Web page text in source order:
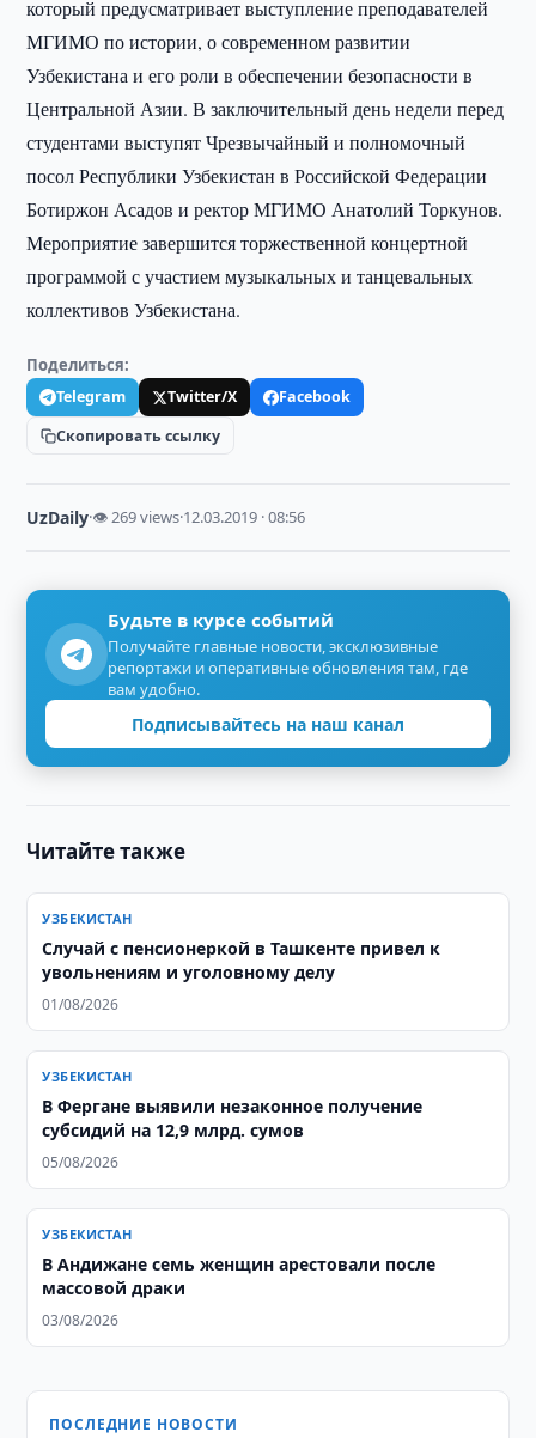
который предусматривает выступление преподавателей
МГИМО по истории, о современном развитии
Узбекистана и его роли в обеспечении безопасности в
Центральной Азии. В заключительный день недели перед
студентами выступят Чрезвычайный и полномочный
посол Республики Узбекистан в Российской Федерации
Ботиржон Асадов и ректор МГИМО Анатолий Торкунов.
Мероприятие завершится торжественной концертной
программой с участием музыкальных и танцевальных
коллективов Узбекистана.
Поделиться:
Telegram Twitter/X
Facebook
Скопировать ссылку
UzDaily·👁 269 views·12.03.2019 · 08:56
Будьте в курсе событий
Получайте главные новости, эксклюзивные
репортажи и оперативные обновления там, где
вам удобно.
Подписывайтесь на наш канал
Читайте также
УЗБЕКИСТАН
Случай с пенсионеркой в Ташкенте привел к
увольнениям и уголовному делу
01/08/2026
УЗБЕКИСТАН
В Фергане выявили незаконное получение
субсидий на 12,9 млрд. сумов
05/08/2026
УЗБЕКИСТАН
В Андижане семь женщин арестовали после
массовой драки
03/08/2026
ПОСЛЕДНИЕ НОВОСТИ